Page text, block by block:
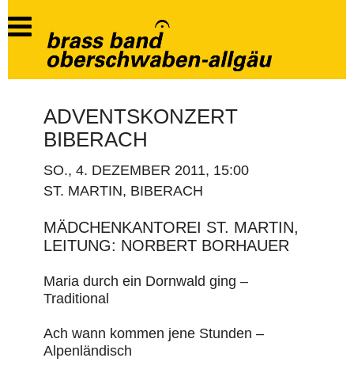
ADVENTSKONZERT
BIBERACH
SO., 4. DEZEMBER 2011, 15:00
ST. MARTIN, BIBERACH
MÄDCHENKANTOREI ST. MARTIN,
LEITUNG: NORBERT BORHAUER
Maria durch ein Dornwald ging –
Traditional
Ach wann kommen jene Stunden –
Alpenländisch